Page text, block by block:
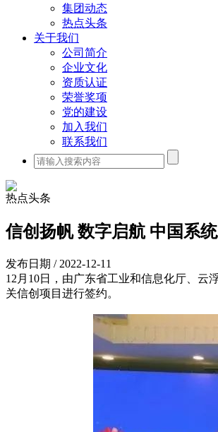
集团动态
热点头条
关于我们
公司简介
企业文化
资质认证
荣誉奖项
党的建设
加入我们
联系我们
热点头条
信创扬帆 数字启航 中国系
发布日期 / 2022-12-11
12月10日，由广东省工业和信息化厅、云
关信创项目进行签约。